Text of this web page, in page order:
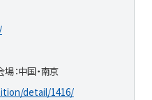
場：中国・南京
detail/1416/